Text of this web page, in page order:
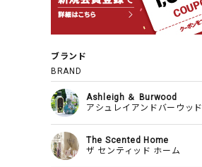
ブランド
BRAND
Ashleigh ＆ Burwood
アシュレイアンドバーウッド
The Scented Home
ザ センティッド ホーム